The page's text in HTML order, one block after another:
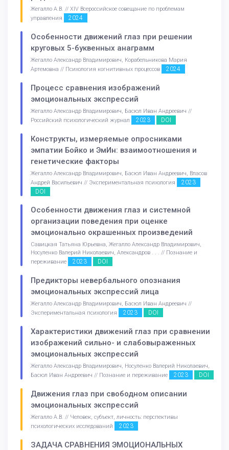
Жегалло А.В. // XIV Всероссийское совещание по проблемам
управления
2024
Особенности движений глаз при решении
круговых 5-буквенных анаграмм
Жегалло Александр Владимирович, Корабельникова Мария
Артемовна // Психология когнитивных процессов
2024
Процесс сравнения изображений
эмоциональных экспрессий
Жегалло Александр Владимирович, Басюл Иван Андреевич //
Российский психологический журнал
2023 DOI
Конструкты, измеряемые опросниками
эмпатии Бойко и ЭмИн: взаимоотношения и
генетические факторы
Жегалло Александр Владимирович, Басюл Иван Андреевич, Власов
Андрей Васильевич // Экспериментальная психология
2023
DOI
Особенности движения глаз и системной
организации поведения при оценке
эмоционально окрашенных произведений
Савицкая Татьяна Юрьевна, Жегалло Александр Владимирович,
Носуленко Валерий Николаевич, Александров . . . // Познание и
переживание
2023 DOI
Предикторы невербального опознания
эмоциональных экспрессий лица
Жегалло Александр Владимирович, Басюл Иван Андреевич //
Экспериментальная психология
2023 DOI
Характеристики движений глаз при сравнении
изображений сильно- и слабовыраженных
эмоциональных экспрессий
Жегалло Александр Владимирович, Носуленко Валерий Николаевич,
Басюл Иван Андреевич // Познание и переживание
2023 DOI
Движения глаз при свободном описании
эмоциональных экспрессий
Жегалло А.В. // Человек, субъект, личность: перспективы
психологических исследований
2023
ЗАДАЧА СРАВНЕНИЯ ЭМОЦИОНАЛЬНЫХ